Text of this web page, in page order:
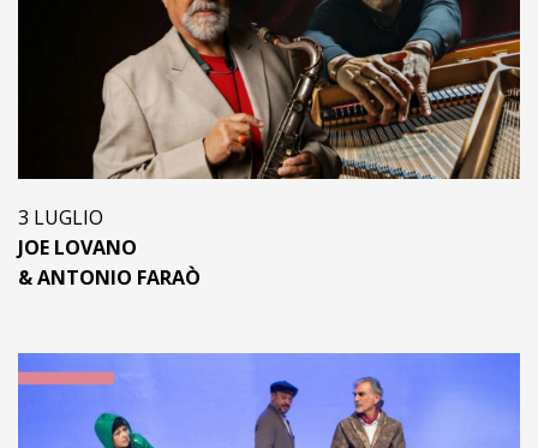
3 LUGLIO
JOE LOVANO
& ANTONIO FARAÒ